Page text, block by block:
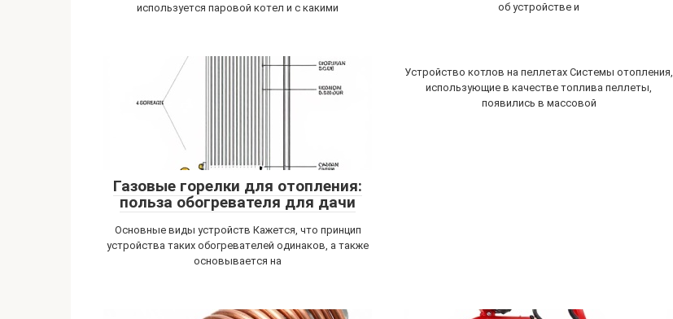
используется паровой котел и с какими
об устройстве и
Газовые горелки для отопления:
польза обогревателя для дачи
Основные виды устройств Кажется, что принцип
устройства таких обогревателей одинаков, а также
основывается на
Устройство котлов на пеллетах Системы отопления,
использующие в качестве топлива пеллеты,
появились в массовой